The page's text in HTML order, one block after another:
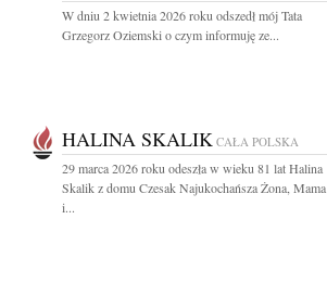
W dniu 2 kwietnia 2026 roku odszedł mój Tata
Grzegorz Oziemski o czym informuję ze...
HALINA SKALIK CAŁA POLSKA
29 marca 2026 roku odeszła w wieku 81 lat Halina
Skalik z domu Czesak Najukochańsza Żona, Mama
i...